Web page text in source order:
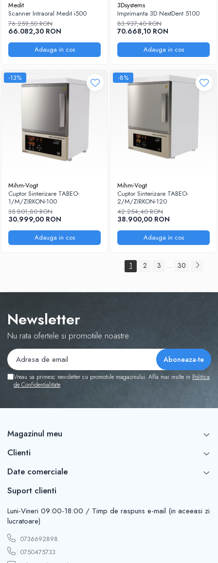
Medit
Scanner Intraoral Medit i500
76.259,50 RON
66.082,30 RON
Adauga in cos
3Dsystems
Imprimanta 3D NextDent 5100
83.937,40 RON
70.668,10 RON
Adauga in cos
-13%
Mihm-Vogt
Cuptor Sinterizare TABEO-
1/M/ZIRKON-100
35.801,80 RON
30.999,00 RON
Adauga in cos
-8%
Mihm-Vogt
Cuptor Sinterizare TABEO-
2/M/ZIRKON-120
42.254,40 RON
38.900,00 RON
Adauga in cos
1 2 3 ... 30
Newsletter
Nu rata ofertele si promotiile noastre
Vreau sa primesc newsletter cu promotiile magazinului. Afla mai multe in Politica
de Confidentialitate
Magazinul meu
Clienti
Date comerciale
Suport clienti
Luni-Vineri 09:00-18:00 / Timp de raspuns e-mail (in aceeasi zi
lucratoare)
0736692898
0750475733